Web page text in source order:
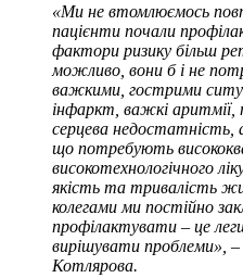
«Ми не втомлюємось
пацієнти почали
фактори ризику більш
можливо , вони бі не
важкими, гострими
інфаркт, важкі
серцева недостатність,
що потребують
високотехнологічного
якість та тривалість
колегами ми постійно
профілактувати – це
вирішувати проблеми», –
Котлярова.